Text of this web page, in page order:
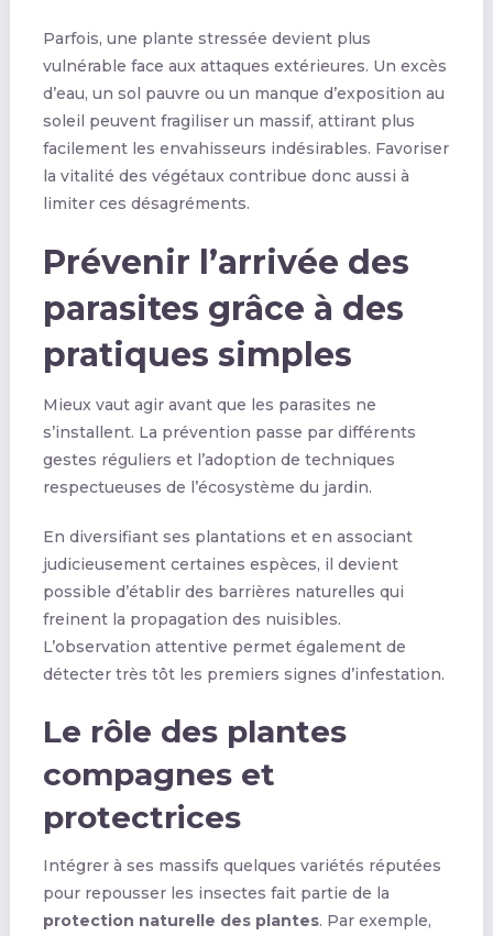
Parfois, une plante stressée devient plus
vulnérable face aux attaques extérieures. Un excès
d’eau, un sol pauvre ou un manque d’exposition au
soleil peuvent fragiliser un massif, attirant plus
facilement les envahisseurs indésirables. Favoriser
la vitalité des végétaux contribue donc aussi à
limiter ces désagréments.
Prévenir l’arrivée des
parasites grâce à des
pratiques simples
Mieux vaut agir avant que les parasites ne
s’installent. La prévention passe par différents
gestes réguliers et l’adoption de techniques
respectueuses de l’écosystème du jardin.
En diversifiant ses plantations et en associant
judicieusement certaines espèces, il devient
possible d’établir des barrières naturelles qui
freinent la propagation des nuisibles.
L’observation attentive permet également de
détecter très tôt les premiers signes d’infestation.
Le rôle des plantes
compagnes et
protectrices
Intégrer à ses massifs quelques variétés réputées
pour repousser les insectes fait partie de la
protection naturelle des plantes. Par exemple,